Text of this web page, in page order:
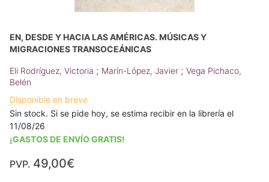
EN, DESDE Y HACIA LAS AMÉRICAS. MÚSICAS Y
MIGRACIONES TRANSOCEÁNICAS
Eli Rodríguez, Victoria ; Marín-López, Javier ; Vega Pichaco,
Belén
Disponible en breve
Sin stock. Si se pide hoy, se estima recibir en la librería el
11/08/26
¡GASTOS DE ENVÍO GRATIS!
PVP. 49,00€